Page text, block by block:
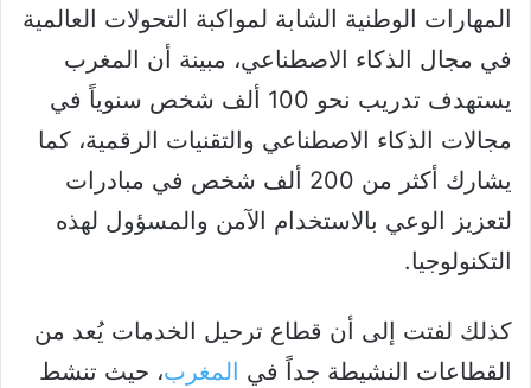
المهارات الوطنية الشابة لمواكبة التحولات العالمية
في مجال الذكاء الاصطناعي، مبينة أن المغرب
يستهدف تدريب نحو 100 ألف شخص سنوياً في
مجالات الذكاء الاصطناعي والتقنيات الرقمية، كما
يشارك أكثر من 200 ألف شخص في مبادرات
لتعزيز الوعي بالاستخدام الآمن والمسؤول لهذه
التكنولوجيا.
كذلك لفتت إلى أن قطاع ترحيل الخدمات يُعد من
القطاعات النشيطة جداً في المغرب، حيث تنشط